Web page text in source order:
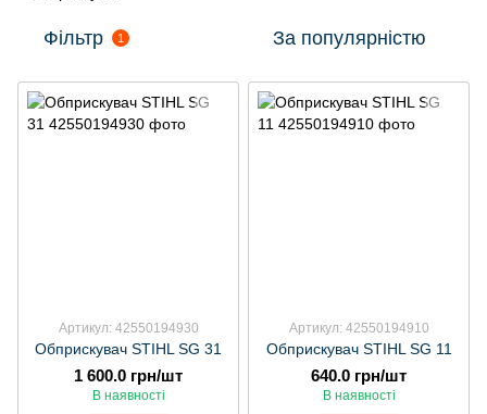
Фільтр 1 За популярністю
Артикул: 42550194930
Обприскувач STIHL SG 31
1 600.0 грн/шт
В наявності
Артикул: 42550194910
Обприскувач STIHL SG 11
640.0 грн/шт
В наявності